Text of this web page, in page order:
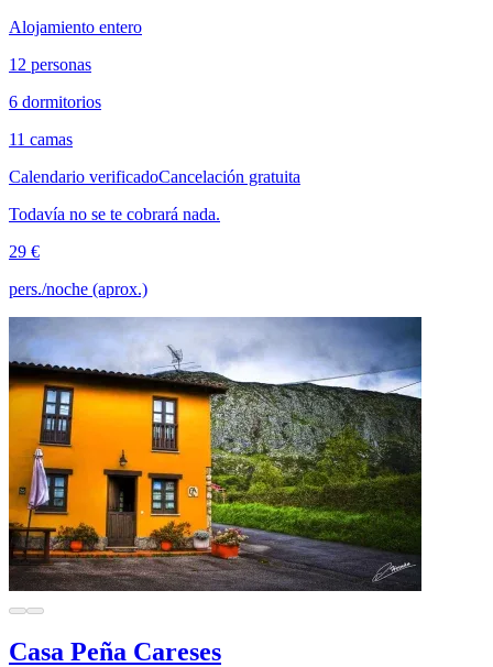
Alojamiento entero
12 personas
6 dormitorios
11 camas
Calendario verificadoCancelación gratuita
Todavía no se te cobrará nada.
29 €
pers./noche (aprox.)
Casa Peña Careses